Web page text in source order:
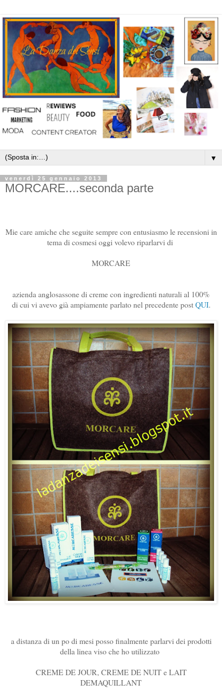
▼
venerdì 25 gennaio 2013
MORCARE....seconda parte
Mie care amiche che seguite sempre con entusiasmo le recensioni in
tema di cosmesi oggi volevo riparlarvi di
MORCARE
azienda anglosassone di creme con ingredienti naturali al 100%
di cui vi avevo già ampiamente parlato nel precedente postQUI.
a distanza di un po di mesi posso finalmente parlarvi dei prodotti
della linea viso che ho utilizzato
CREME DE JOUR, CREME DE NUIT e LAIT
DEMAQUILLANT